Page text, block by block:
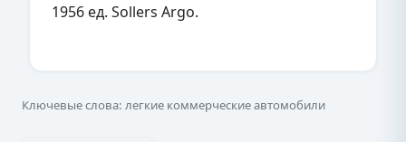
1956 ед. Sollers Argo.
Ключевые слова: легкие коммерческие автомобили